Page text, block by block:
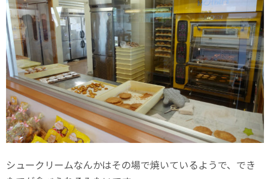
シュークリームなんかはその場で焼いているようで、でき